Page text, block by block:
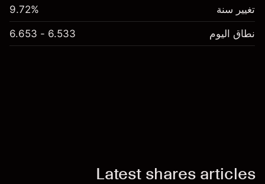
تغيير سنة 9.72%
نطاق اليوم 6.533 - 6.653
Latest shares articles